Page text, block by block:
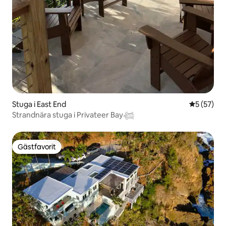
Stuga i East End 5 av 5 i
5 (57)
Strandnära stuga i Privateer Bay𓆉
Gästfavorit
Gästfavorit